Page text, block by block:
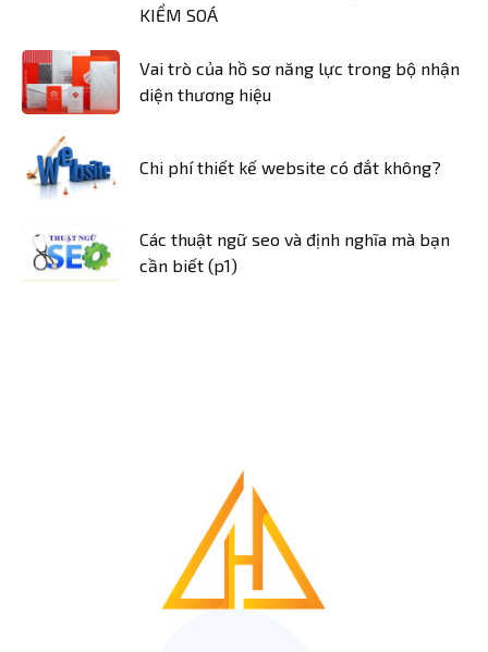
KIỂM SOÁ
Vai trò của hồ sơ năng lực trong bộ nhận
diện thương hiệu
Chi phí thiết kế website có đắt không?
Các thuật ngữ seo và định nghĩa mà bạn
cần biết (p1)